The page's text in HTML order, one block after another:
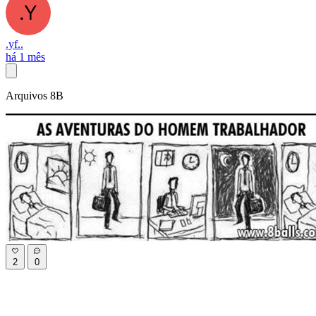
.yf..
há 1 mês
Arquivos 8B
2 0